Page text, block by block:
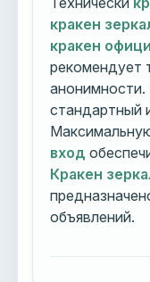
кракен
кракен
рекомендует
анонимности.
стандартный
вход
Кракен
объявлений.